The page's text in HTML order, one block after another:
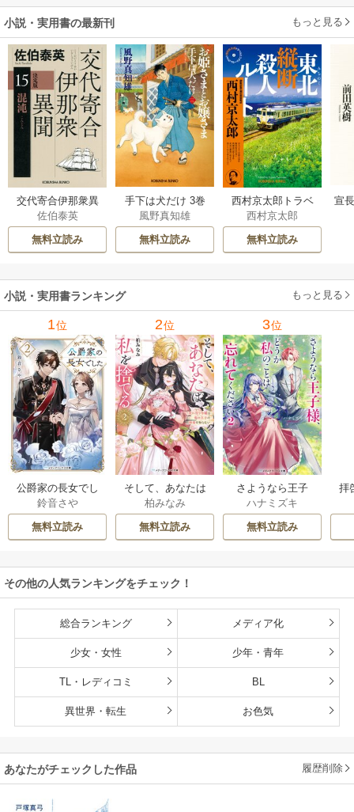
す～ を掴み取る～
小説・実用書の最新刊 もっと見る
交代寄合伊那衆異
聞 15巻
佐伯泰英
無料立読み
手下は犬だけ 3巻
風野真知雄
無料立読み
西村京太郎トラベ
ルミステリー・セ
レクション 2巻
西村京太郎
無料立読み
宣
小説・実用書ランキング もっと見る
1位
公爵家の長女でし
た
鈴音さや
無料立読み
2位
そして、あなたは
私を捨てる
柏みなみ
無料立読み
3位
さようなら王子
様、どうか私のこ
とは忘れてくださ
い
ハナミズキ
無料立読み
拝
その他の人気ランキングをチェック！
総合ランキング メディア化
少女・女性 少年・青年
TL・レディコミ BL
異世界・転生 お色気
あなたがチェックした作品 履歴削除